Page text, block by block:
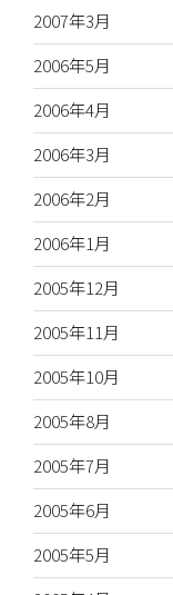
2007年3月
2006年5月
2006年4月
2006年3月
2006年2月
2006年1月
2005年12月
2005年11月
2005年10月
2005年8月
2005年7月
2005年6月
2005年5月